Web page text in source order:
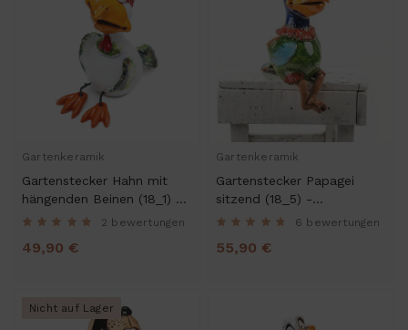
Gartenkeramik
Gartenstecker Hahn mit
hängenden Beinen (18_1) -
Kantenhocker Gartendeko
2 bewertungen
49,90 €
Gartenkeramik
Gartenstecker Papagei
sitzend (18_5) -
Gartendeko
6 bewertungen
55,90 €
Nicht auf Lager